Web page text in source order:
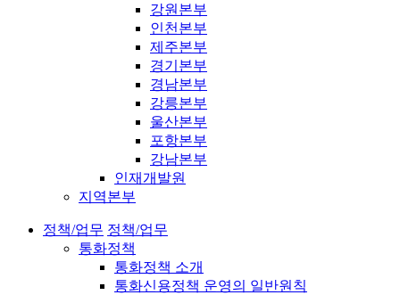
강원본부
인천본부
제주본부
경기본부
경남본부
강릉본부
울산본부
포항본부
강남본부
인재개발원
지역본부
정책/업무 정책/업무
통화정책
통화정책 소개
통화신용정책 운영의 일반원칙